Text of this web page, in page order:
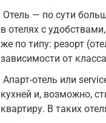
Отель — по сути
в отелях с
же по типу: резорт
зависимости от
Апарт-отель или
кухней и, возможно,
квартиру. В таких